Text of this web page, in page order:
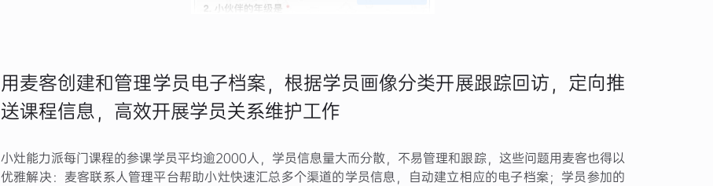
用麦客创建和管理学员电子档案，根据学员画像分类开展跟踪回访，定向推
送课程信息，高效开展学员关系维护工作
小灶能力派每门课程的参课学员平均逾2000人，学员信息量大而分散，不易管理和跟踪，这些问题用麦客也得以
优雅解决：麦客联系人管理平台帮助小灶快速汇总多个渠道的学员信息，自动建立相应的电子档案；学员参加的